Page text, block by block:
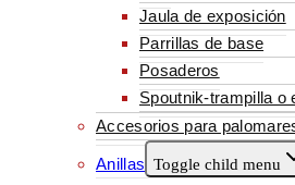
Jaula de exposición
Parrillas de base
Posaderos
Spoutnik-trampilla o
Accesorios para
Anillas Toggle child menu